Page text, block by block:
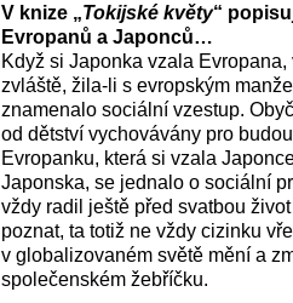
V knize „Tokijské květy“
Evropanů a Japonců…
Když si Japonka vzala
zvláště, žila-li s evropským
znamenalo sociální vzestup.
od dětství vychovávány pro
Evropanku, která si vzala
Japonska, se jednalo o sociální
vždy radil ještě před svatbou
poznat, ta totiž ne vždy cizinku
v globalizovaném světě mění a
společenském žebříčku.